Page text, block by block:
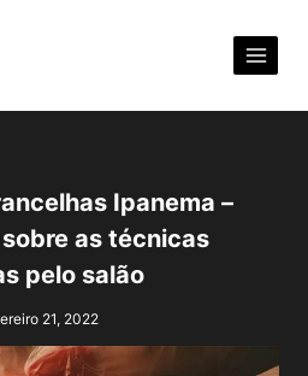
Ipanema –
as técnicas
pelo salão
21, 2022